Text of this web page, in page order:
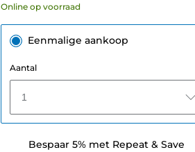
Online op voorraad
Eenmalige aankoop
Aantal
1
Bespaar 5% met Repeat & Save